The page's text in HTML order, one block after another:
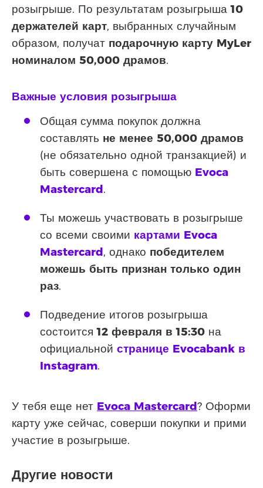
розыгрыше. По результатам розыгрыша10
держателей карт, выбранных случайным
образом, получат подарочную карту MyLer
номиналом 50,000 драмов.
Важные условия розыгрыша
Общая сумма покупок должна
составлять не менее 50,000 драмов
(не обязательно одной транзакцией) и
быть совершена с помощью Evoca
Mastercard.
Ты можешь участвовать в розыгрыше
со всеми своими картами Evoca
Mastercard, однако победителем
можешь быть признан только один
раз.
Подведение итогов розыгрыша
состоится12 февраля в 15:30 на
официальной странице Evocabank в
Instagram.
У тебя еще нет Evoca Mastercard? Оформи
карту уже сейчас, соверши покупки и прими
участие в розыгрыше.
Другие новости